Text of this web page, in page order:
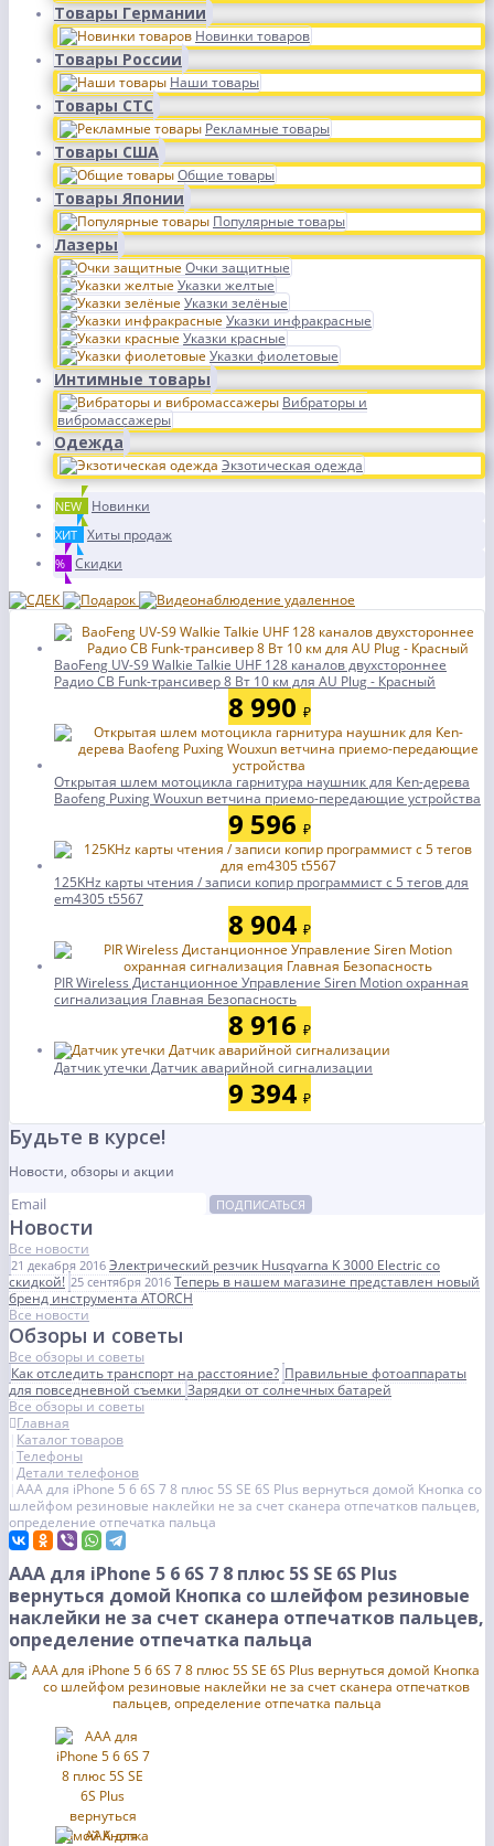
Товары Германии
Новинки товаров
Товары России
Наши товары
Товары СТС
Рекламные товары
Товары США
Общие товары
Товары Японии
Популярные товары
Лазеры
Очки защитные
Указки желтые
Указки зелёные
Указки инфракрасные
Указки красные
Указки фиолетовые
Интимные товары
Вибраторы и
вибромассажеры
Одежда
Экзотическая одежда
NEW Новинки
ХИТ Хиты продаж
% Скидки
BaoFeng UV-S9 Walkie Talkie UHF 128 каналов двухстороннее
Радио CB Funk-трансивер 8 Вт 10 км для AU Plug - Красный
8 990 ₽
Открытая шлем мотоцикла гарнитура наушник для Ken-дерева
Baofeng Puxing Wouxun ветчина приемо-передающие устройства
9 596 ₽
125KHz карты чтения / записи копир программист с 5 тегов для
em4305 t5567
8 904 ₽
PIR Wireless Дистанционное Управление Siren Motion охранная
сигнализация Главная Безопасность
8 916 ₽
Датчик утечки Датчик аварийной сигнализации
9 394 ₽
Будьте в курсе!
Новости, обзоры и акции
ПОДПИСАТЬСЯ
Новости
Все новости
21 декабря 2016 Электрический резчик Husqvarna K 3000 Electric со
скидкой! 25 сентября 2016 Теперь в нашем магазине представлен новый
бренд инструмента ATORCH
Все новости
Обзоры и советы
Все обзоры и советы
Как отследить транспорт на расстояние? Правильные фотоаппараты
для повседневной съемкиЗарядки от солнечных батарей
Все обзоры и советы
Главная
Каталог товаров
Телефоны
Детали телефонов
AAA для iPhone 5 6 6S 7 8 плюс 5S SE 6S Plus вернуться домой Кнопка со
шлейфом резиновые наклейки не за счет сканера отпечатков пальцев,
определение отпечатка пальца
AAA для iPhone 5 6 6S 7 8 плюс 5S SE 6S Plus
вернуться домой Кнопка со шлейфом резиновые
наклейки не за счет сканера отпечатков пальцев,
определение отпечатка пальца